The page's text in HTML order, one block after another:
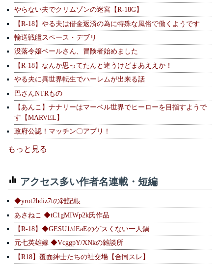
やらない夫でクリムゾンの迷宮【R-18G】
【R-18】やる夫は借金返済の為に特殊な風俗で働くようです
輸送戦艦スペース・デブリ
没落令嬢ベールさん、冒険者始めました
【R-18】なんか思ってたんと違うけどまあええか！
やる夫に異世界転生でハーレムが出来る話
巴さんNTRもの
【あんこ】ナナリーはマーベル世界でヒーローを目指すようで
す【MARVEL】
政府公認！マッチン〇アプリ！
もっと見る
アクセス多い作者名連載・短編
◆yrot2hdiz7tの雑記帳
あさねこ ◆tC1gMIWp2k氏作品
【R-18】◆GESU1/dEaEのゲスくない一人鍋
元七英雄嫁 ◆VcggpY/XNkの雑談所
【R18】覆面紳士たちの社交場【合同スレ】